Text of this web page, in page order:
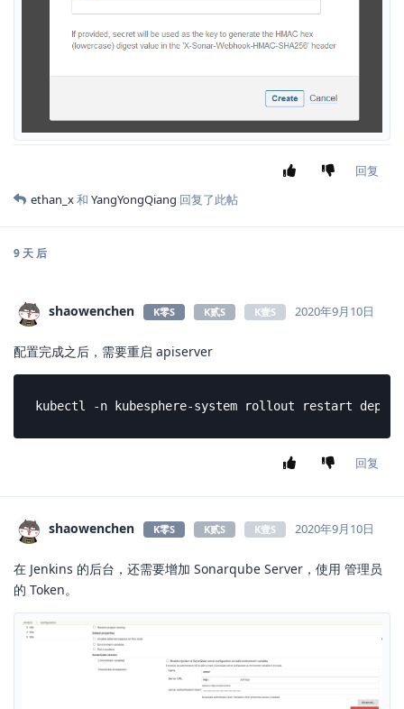
回复
ethan_x和 YangYongQiang 回复了此帖
9 天后
shaowenchen K零S K贰S K壹S 2020年9月10日
配置完成之后，需要重启 apiserver
kubectl -n kubesphere-system rollout restart
回复
shaowenchen K零S K贰S K壹S 2020年9月10日
在 Jenkins 的后台，还需要增加 Sonarqube Server，使用 管理员
的 Token。